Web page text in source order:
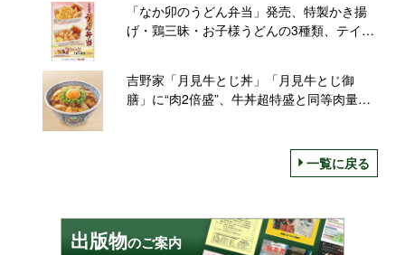
「なか卯のうどん弁当」発売、特製かき揚
げ・鶏三昧・お子様うどんの3種類、テイク
吉野家「月見牛とじ丼」「月見牛とじ御
膳」に“肉2倍盛”、牛丼超特盛と同等肉量に
一覧に戻る
出版物のご案内